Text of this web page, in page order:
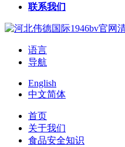
联系我们
语言
导航
English
中文简体
首页
关于我们
食品安全知识